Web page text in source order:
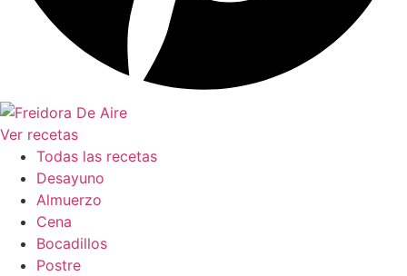
Ver recetas
Todas las recetas
Desayuno
Almuerzo
Cena
Bocadillos
Postre